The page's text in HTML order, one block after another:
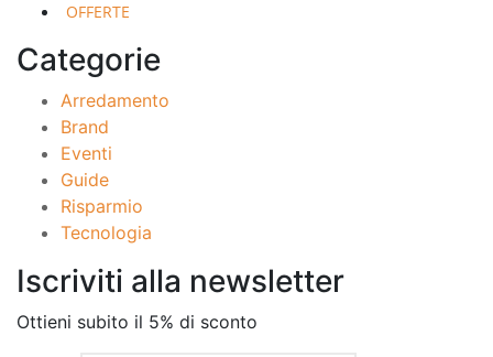
OFFERTE
Categorie
Arredamento
Brand
Eventi
Guide
Risparmio
Tecnologia
Iscriviti alla newsletter
Ottieni subito il 5% di sconto